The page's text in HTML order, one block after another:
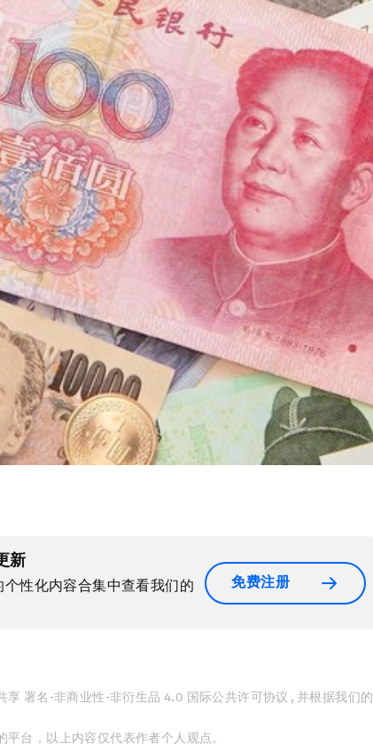
新
性化内容合集中查看我们的
免费注册
享 署名-非商业性-非衍生品 4.0 国际公共许可协议 , 并根据我们的
台，以上内容仅代表作者个人观点。